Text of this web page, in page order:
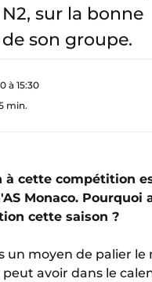
sur la bonne
son groupe.
à 15:30
min.
à cette compétition
Monaco. Pourquoi
cette saison ?
un moyen de palier le
avoir dans le